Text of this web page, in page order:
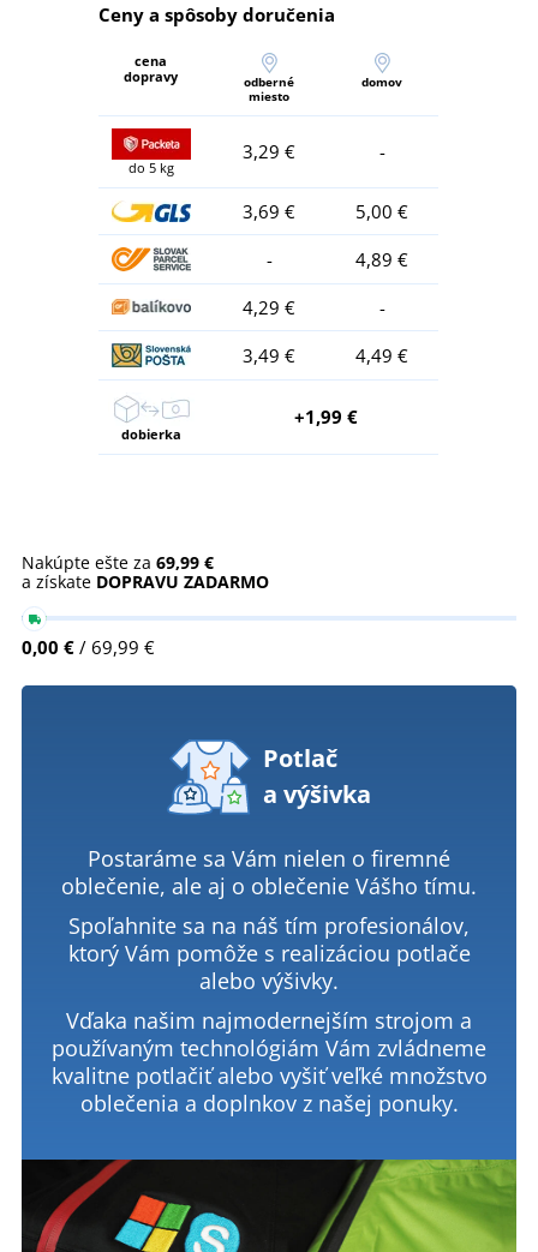
Ceny a spôsoby doručenia
cena
dopravy
odberné
miesto
domov
do 5 kg
3,29 € -
3,69 €
5,00 €
-
4,89 €
4,29 €
-
3,49 €
4,49 €
dobierka
+1,99 €
Nakúpte ešte za 69,99 €
a získate DOPRAVU ZADARMO
0,00 € / 69,99 €
Potlač
a výšivka
Postaráme sa Vám nielen o firemné
oblečenie, ale aj o oblečenie Vášho tímu.
Spoľahnite sa na náš tím profesionálov,
ktorý Vám pomôže s realizáciou potlače
alebo výšivky.
Vďaka našim najmodernejším strojom a
používaným technológiám Vám zvládneme
kvalitne potlačiť alebo vyšiť veľké množstvo
oblečenia a doplnkov z našej ponuky.